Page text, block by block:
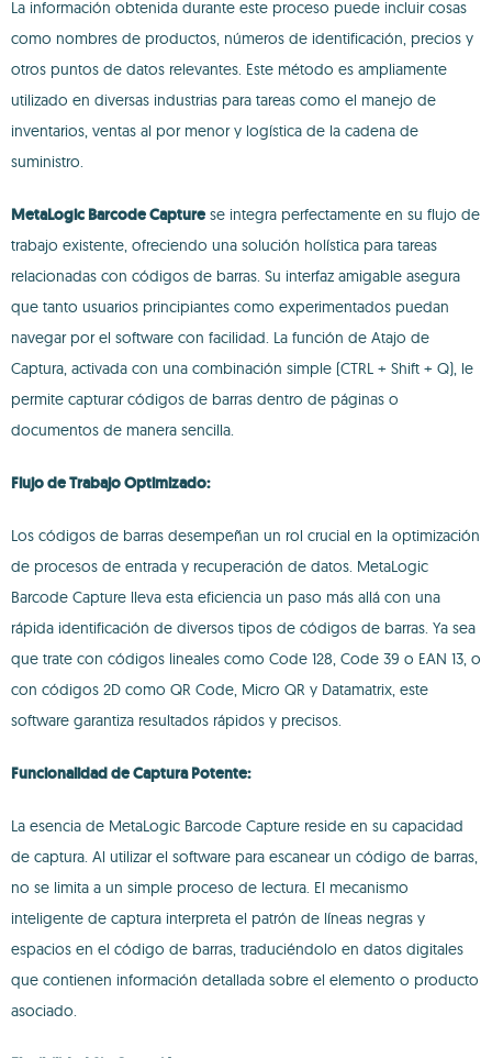
La información obtenida durante este proceso puede incluir cosas
como nombres de productos, números de identificación, precios y
otros puntos de datos relevantes. Este método es ampliamente
utilizado en diversas industrias para tareas como el manejo de
inventarios, ventas al por menor y logística de la cadena de
suministro.
MetaLogic Barcode Capture se integra perfectamente en su flujo de
trabajo existente, ofreciendo una solución holística para tareas
relacionadas con códigos de barras. Su interfaz amigable asegura
que tanto usuarios principiantes como experimentados puedan
navegar por el software con facilidad. La función de Atajo de
Captura, activada con una combinación simple (CTRL + Shift + Q), le
permite capturar códigos de barras dentro de páginas o
documentos de manera sencilla.
Flujo de Trabajo Optimizado:
Los códigos de barras desempeñan un rol crucial en la optimización
de procesos de entrada y recuperación de datos. MetaLogic
Barcode Capture lleva esta eficiencia un paso más allá con una
rápida identificación de diversos tipos de códigos de barras. Ya sea
que trate con códigos lineales como Code 128, Code 39 o EAN 13, o
con códigos 2D como QR Code, Micro QR y Datamatrix, este
software garantiza resultados rápidos y precisos.
Funcionalidad de Captura Potente:
La esencia de MetaLogic Barcode Capture reside en su capacidad
de captura. Al utilizar el software para escanear un código de barras,
no se limita a un simple proceso de lectura. El mecanismo
inteligente de captura interpreta el patrón de líneas negras y
espacios en el código de barras, traduciéndolo en datos digitales
que contienen información detallada sobre el elemento o producto
asociado.